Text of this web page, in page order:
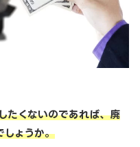
たくないのであれば、廃
しょうか。